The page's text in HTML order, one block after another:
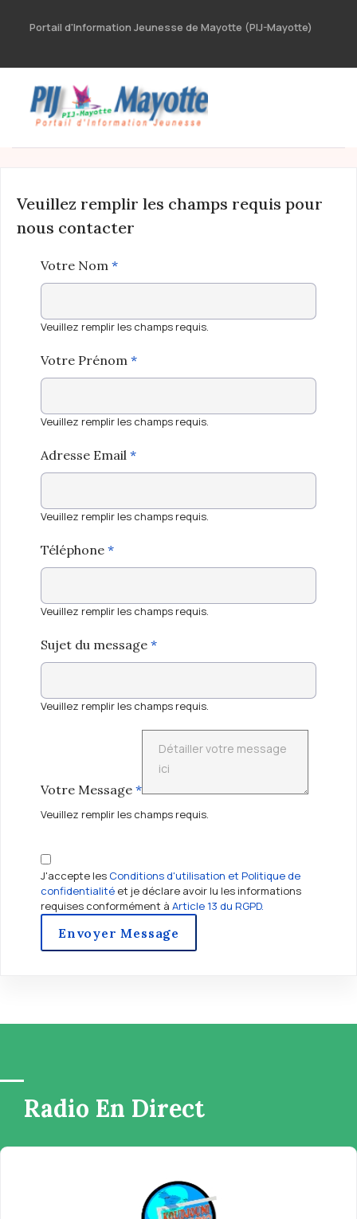
Portail d'Information Jeunesse de Mayotte (PIJ-Mayotte)
Veuillez remplir les champs requis pour
nous contacter
Votre Nom *
Veuillez remplir les champs requis.
Votre Prénom *
Veuillez remplir les champs requis.
Adresse Email *
Veuillez remplir les champs requis.
Téléphone *
Veuillez remplir les champs requis.
Sujet du message *
Veuillez remplir les champs requis.
Votre Message *
Veuillez remplir les champs requis.
J'accepte les Conditions d'utilisation et Politique de
confidentialité et je déclare avoir lu les informations
requises conformément à Article 13 du RGPD.
Envoyer Message
Radio En Direct